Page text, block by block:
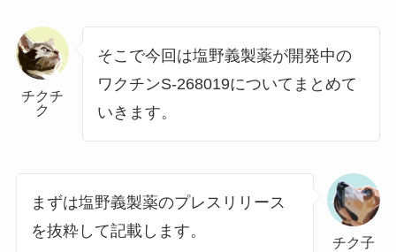
チクチ
ク
そこで今回は塩野義製薬が開発中の
ワクチンS-268019についてまとめて
いきます。
チク子
まずは塩野義製薬のプレスリリース
を抜粋して記載します。